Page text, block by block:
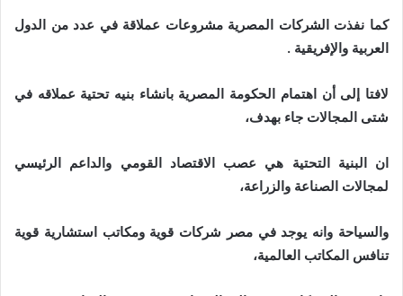
كما نفذت الشركات المصرية مشروعات عملاقة في عدد من الدول
العربية والإفريقية .
لافتا إلى أن اهتمام الحكومة المصرية بانشاء بنيه تحتية عملاقه في
شتى المجالات جاء بهدف،
ان البنية التحتية هي عصب الاقتصاد القومي والداعم الرئيسي
لمجالات الصناعة والزراعة،
والسياحة وانه يوجد في مصر شركات قوية ومكاتب استشارية قوية
تنافس المكاتب العالمية،